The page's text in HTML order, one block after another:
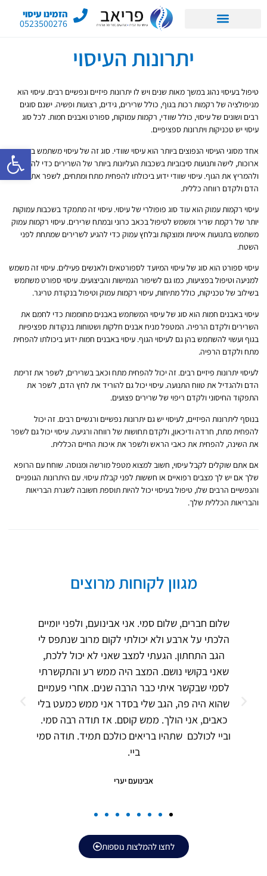
פתח
הזמינו עיסוי
0523500276
יתרונות העיסוי
טיפול בעיסוי נהוג במשך מאות שנים ויש לו יתרונות פיזיים ונפשיים רבים. עיסוי הוא
מניפולציה של רקמות רכות בגוף, כולל שרירים, גידים, רצועות ופשיה. ישנם סוגים
רבים ושונים של עיסוי, כולל שוודי, רקמות עמוקות, ספורט ואבנים חמות. לכל סוג
עיסוי יש טכניקות ויתרונות ספציפיים.
אחד מסוגי העיסוי הנפוצים ביותר הוא עיסוי שוודי. סוג זה של עיסוי משתמש בתנועות
ארוכות, לישה ותנועות סיבוביות בשכבות העליונות ביותר של השרירים כדי להירגע
ולהמריץ את הגוף. עיסוי שוודי ידוע ביכולתו להפחית מתח ומתחים, לשפר את זרימת
הדם ולקדם רווחה כללית.
עיסוי רקמות עמוק הוא עוד סוג פופולרי של עיסוי. עיסוי זה מתמקד בשכבות עמוקות
יותר של רקמת שריר ומשמש לטיפול בכאב כרוני ובמתח שרירים. עיסוי רקמות עמוק
משתמש בתנועות איטיות ומוצקות ובלחץ עמוק כדי להגיע לשרירים שמתחת לפני
השטח.
עיסוי ספורט הוא סוג של עיסוי המיועד לספורטאים ולאנשים פעילים. עיסוי זה משמש
למניעה וטיפול בפציעות, כמו גם לשיפור הגמישות והביצועים. עיסוי ספורט משתמש
בשילוב של טכניקות, כולל מתיחות, עיסוי רקמות עמוק וטיפול בנקודת טריגר.
עיסוי באבנים חמות הוא סוג של עיסוי המשתמש באבנים מחוממות כדי לחמם את
השרירים ולקדם הרפיה. המטפל מניח אבנים חלקות ושטוחות בנקודות ספציפיות
בגוף ועשוי להשתמש בהן גם לעיסוי הגוף. עיסוי באבנים חמות ידוע ביכולתו להפחית
מתח ולקדם הרפיה.
לעיסוי יתרונות פיזיים רבים. זה יכול להפחית מתח וכאב בשרירים, לשפר את זרימת
הדם ולהגדיל את טווח התנועה. עיסוי יכול גם להוריד את לחץ הדם, לשפר את
התפקוד החיסוני ולקדם ריפוי של שרירים פצועים.
בנוסף ליתרונות הפיזיים, לעיסוי יש גם יתרונות נפשיים ורגשיים רבים. זה יכול
להפחית מתח, חרדה ודיכאון, ולקדם תחושות של רווחה ורגיעה. עיסוי יכול גם לשפר
את השינה, להפחית את כאבי הראש ולשפר את איכות החיים הכללית.
אם אתם שוקלים לקבל עיסוי, חשוב למצוא מטפל מורשה ומנוסה. שוחח עם הרופא
שלך אם יש לך מצבים רפואיים או חששות לפני קבלת עיסוי. עם היתרונות הגופניים
והנפשיים הרבים שלו, טיפול בעיסוי יכול להיות תוספת חשובה לשגרת הבריאות
והבריאות הכללית שלך.
מגוון לקוחות מרוצים
שלום חברים, שלום סמי. אני אבינועם, ולפני יומיים
הלכתי על ארבע ולא יכולתי לקום מרוב שנתפס לי
הגב התחתון. הגעתי למצב שאני לא יכול ללכת,
שאני בקושי נושם. המצב היה ממש רע והתקשרתי
לסמי שבקשר איתי כבר הרבה שנים. אחרי פעמיים
שהוא היה פה, הגב שלי בסדר אני ממש כמעט בלי
כאבים, אני הולך. ממש קוסם. אז תודה רבה סמי.
וביי לכולכם שתהיו בריאים כולכם תמיד. תודה סמי
ביי.
אבינועם יערי
לחצו להמלצות נוספות